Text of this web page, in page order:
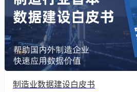
制造业数据建设白皮书